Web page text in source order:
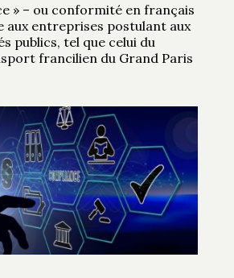
» – ou conformité en français
aux entreprises postulant aux
publics, tel que celui du
francilien du Grand Paris